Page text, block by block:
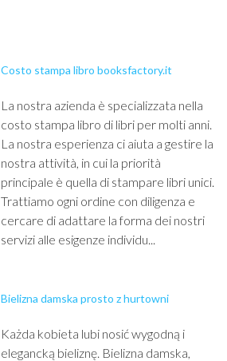
Costo stampa libro booksfactory.it
La nostra azienda è specializzata nella
costo stampa libro di libri per molti anni.
La nostra esperienza ci aiuta a gestire la
nostra attività, in cui la priorità
principale è quella di stampare libri unici.
Trattiamo ogni ordine con diligenza e
cercare di adattare la forma dei nostri
servizi alle esigenze individu...
Bielizna damska prosto z hurtowni
Każda kobieta lubi nosić wygodną i
elegancką bieliznę. Bielizna damska,